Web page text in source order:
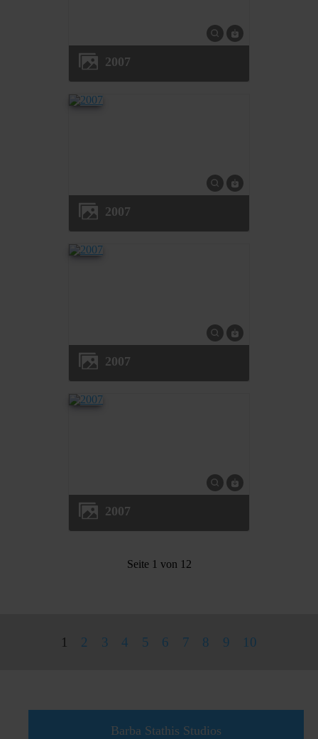
2007
2007
2007
2007
Seite 1 von 12
1 2 3 4 5 6 7 8 9 10
Barba Stathis Studios